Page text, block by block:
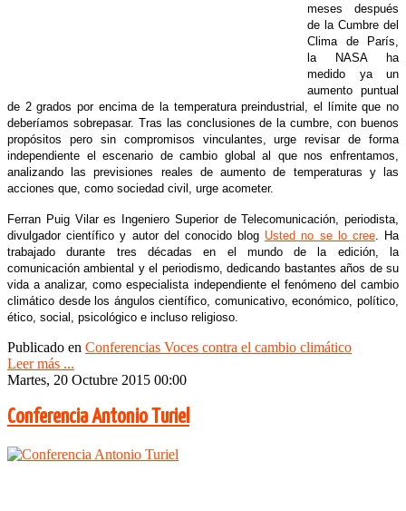
meses después
de la Cumbre del
Clima de París,
la NASA ha
medido ya un
aumento puntual
de 2 grados por encima de la temperatura preindustrial, el límite que no
deberíamos sobrepasar. Tras las conclusiones de la cumbre, con buenos
propósitos pero sin compromisos vinculantes, urge revisar de forma
independiente el escenario de cambio global al que nos enfrentamos,
analizando las previsiones reales de aumento de temperaturas y las
acciones que, como sociedad civil, urge acometer.
Ferran Puig Vilar es Ingeniero Superior de Telecomunicación, periodista,
divulgador científico y autor del conocido blog Usted no se lo cree. Ha
trabajado durante tres décadas en el mundo de la edición, la
comunicación ambiental y el periodismo, dedicando bastantes años de su
vida a analizar, como especialista independiente el fenómeno del cambio
climático desde los ángulos científico, comunicativo, económico, político,
ético, social, psicológico e incluso religioso.
Publicado en Conferencias Voces contra el cambio climático
Leer más ...
Martes, 20 Octubre 2015 00:00
Conferencia Antonio Turiel